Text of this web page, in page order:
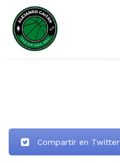
Compartir en Twitter